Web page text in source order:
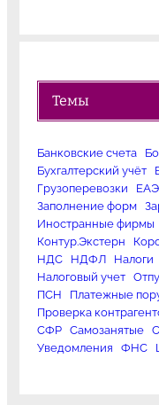
Темы
Банковские счета
Бухгалтерский учёт
Грузоперевозки
Заполнение форм
Иностранные фирмы
Контур.Экстерн
НДС
НДФЛ Налоги
Налоговый учет
ПСН
Платежные
Проверка
СФР
Самозанятые
Уведомления
ФНС